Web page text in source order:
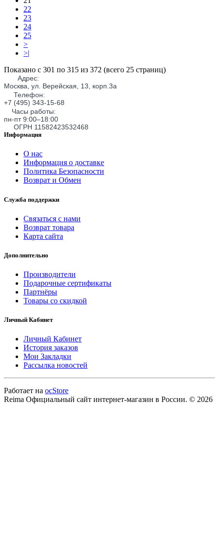
22
23
24
25
>
>|
Показано с 301 по 315 из 372 (всего 25 страниц)
Адрес:
Москва, ул. Верейская, 13, корп.3а
Телефон:
+7 (495) 343-15-68
Часы работы:
пн-пт 9:00–18:00
ОГРН 11582423532468
Информация
О нас
Информация о доставке
Политика Безопасности
Возврат и Обмен
Служба поддержки
Связаться с нами
Возврат товара
Карта сайта
Дополнительно
Производители
Подарочные сертификаты
Партнёры
Товары со скидкой
Личный Кабинет
Личный Кабинет
История заказов
Мои Закладки
Рассылка новостей
Работает на ocStore
Reima Официальный сайт интернет-магазин в России. © 2026